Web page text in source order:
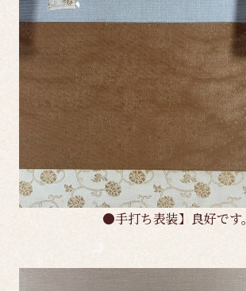
●手打ち表装】良好です。